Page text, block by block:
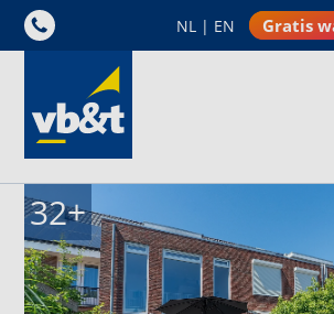
NL | EN Gratis
32+